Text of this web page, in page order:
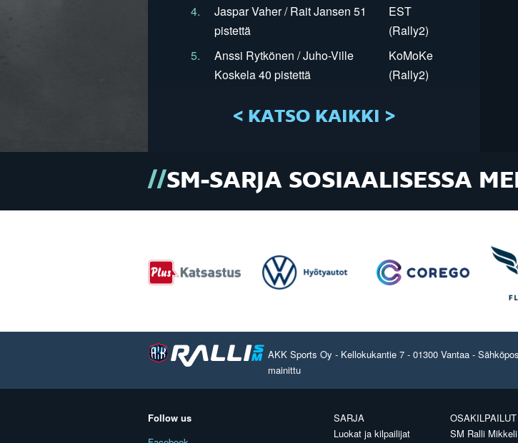
4.
Jaspar Vaher / Rait Jansen 51
pistettä
EST
(Rally2)
5.
Anssi Rytkönen / Juho-Ville
Koskela 40 pistettä
KoMoKe
(Rally2)
< KATSO KAIKKI >
SM-SARJA SOSIAALISESSA
AKK Sports Oy - Kellokukantie 7 - 01300 Vantaa -
mainittu
Follow us
SARJA
Luokat ja kilpailijat
OSAKILPAILUT
SM Ralli Mikkeli